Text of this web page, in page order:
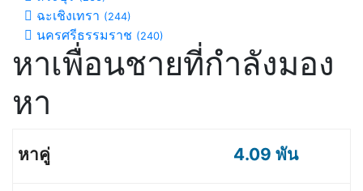
ฉะเชิงเทรา (244)
นครศรีธรรมราช (240)
หาเพื่อนชายที่กำลังมอง
หา
4.09 พัน